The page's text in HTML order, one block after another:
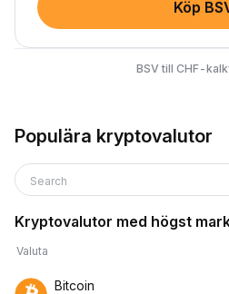
Köp
BSV till CHF-
Populära kryptovalutor
Search
Kryptovalutor med högst
Valuta
Bitcoin